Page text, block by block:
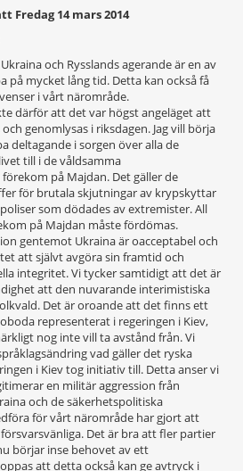
Fredag 14 mars 2014
och Rysslands agerande är en av
på mycket lång tid. Detta kan också få
i vårt närområde.
därför att det var högst angeläget att
genomlysas i riksdagen. Jag vill börja
deltagande i sorgen över alla de
till i de våldsamma
på Majdan. Det gäller de
för brutala skjutningar av krypskyttar
som dödades av extremister. All
på Majdan måste fördömas.
gentemot Ukraina är oacceptabel och
att självt avgöra sin framtid och
integritet. Vi tycker samtidigt att det är
att den nuvarande interimistiska
Det är oroande att det finns ett
representerat i regeringen i Kiev,
nog inte vill ta avstånd från. Vi
vad gäller det ryska
i Kiev tog initiativ till. Detta anser vi
en militär aggression från
och de säkerhetspolitiska
för vårt närområde har gjort att
Det är bra att fler partier
börjar inse behovet av ett
att detta också kan ge avtryck i